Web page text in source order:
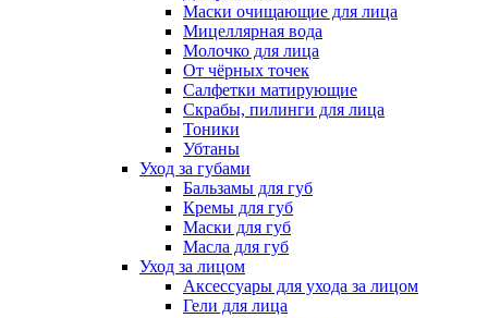
Маски очищающие для лица
Мицеллярная вода
Молочко для лица
От чёрных точек
Салфетки матирующие
Скрабы, пилинги для лица
Тоники
Убтаны
Уход за губами
Бальзамы для губ
Кремы для губ
Маски для губ
Масла для губ
Уход за лицом
Аксессуары для ухода за лицом
Гели для лица